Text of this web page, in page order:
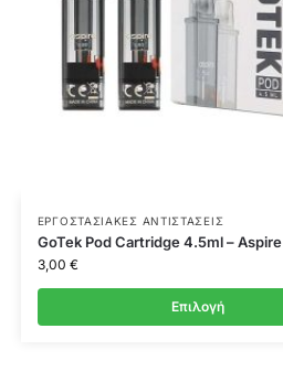
ΕΡΓΟΣΤΑΣΙΑΚΈΣ ΑΝΤΙΣΤΆΣΕΙΣ
GoTek Pod Cartridge 4.5ml – Aspire
3,00 €
Επιλογή